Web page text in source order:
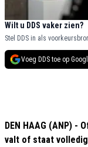
Wilt u DDS vaker zien?
Stel DDS in als
Voeg DDS toe op
DEN HAAG (ANP) -
valt of staat